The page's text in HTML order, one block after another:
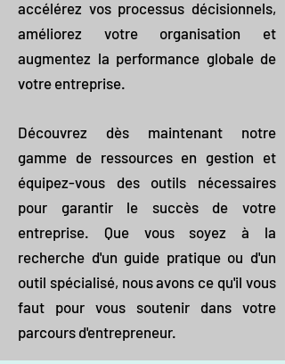
accélérez vos processus décisionnels,
améliorez votre organisation et
augmentez la performance globale de
votre entreprise.
Découvrez dès maintenant notre
gamme de ressources en gestion et
équipez-vous des outils nécessaires
pour garantir le succès de votre
entreprise. Que vous soyez à la
recherche d'un guide pratique ou d'un
outil spécialisé, nous avons ce qu'il vous
faut pour vous soutenir dans votre
parcours d'entrepreneur.